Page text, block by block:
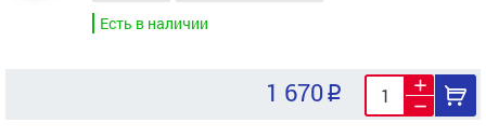
Есть в наличии
1 670